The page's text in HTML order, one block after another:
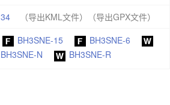
34 （导出KML文件） （导出GPX文件）
BH3SNE-15
BH3SNE-6
BH3SNE-N
BH3SNE-R